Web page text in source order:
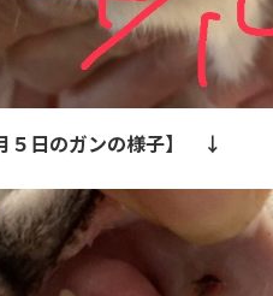
５日のガンの様子】 ↓